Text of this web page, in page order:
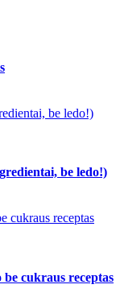
be ledo!)
be ledo!)
cukraus receptas
cukraus receptas